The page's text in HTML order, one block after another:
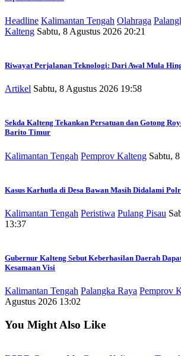
Headline Kalimantan Tengah Olahraga
Kalteng Sabtu, 8 Agustus 2026 20:21
Riwayat Perjalanan Teknologi: Dari Awal Mula
Artikel Sabtu, 8 Agustus 2026 19:58
Sekda Kalteng Tekankan Persatuan dan Gotong
Barito Timur
Kalimantan Tengah Pemprov Kalteng Sabtu,
Kasus Karhutla di Desa Bawan Masih Didalami
Kalimantan Tengah Peristiwa Pulang Pisau
13:37
Gubernur Kalteng Sebut Keberhasilan Daerah
Kesamaan Visi
Kalimantan Tengah Palangka Raya Pemprov
Agustus 2026 13:02
You Might Also Like